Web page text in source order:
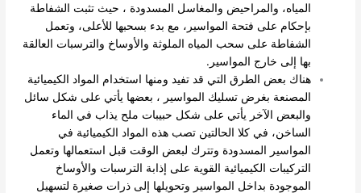
المياه، والمراحيض والمغاسل المسدودة ، حيث تثبت الشفاطة
بإحكام على فتحة المواسير، مع بدء بسحبها للأعلى، وتعمل
الشفاطة على سحب المياه الملوثة والأوساخ والترسبات العالقة
بها إلى خارج المواسير.
هناك بعض الطرق التي قد تفيد ومنها استخدام المواد الكيميائية
المصنعة بغرض تسليك المواسير ، بعضها يأتي على شكل سائل
والبعض الآخر يأتي على شكل حبيبات ملح يذاب في الماء
الساخن، في كلا الحالتين تصب هذه المواد الكيميائية في
المواسير المسدودة وتترك لبعض الوقت قبل استعمالها وتعمل
التركيبات الكيميائية القوية على إذابة الترسبات والأوساخ
الموجودة بداخل المواسير وتحويلها إلى ذرات صغيرة لتسهيل